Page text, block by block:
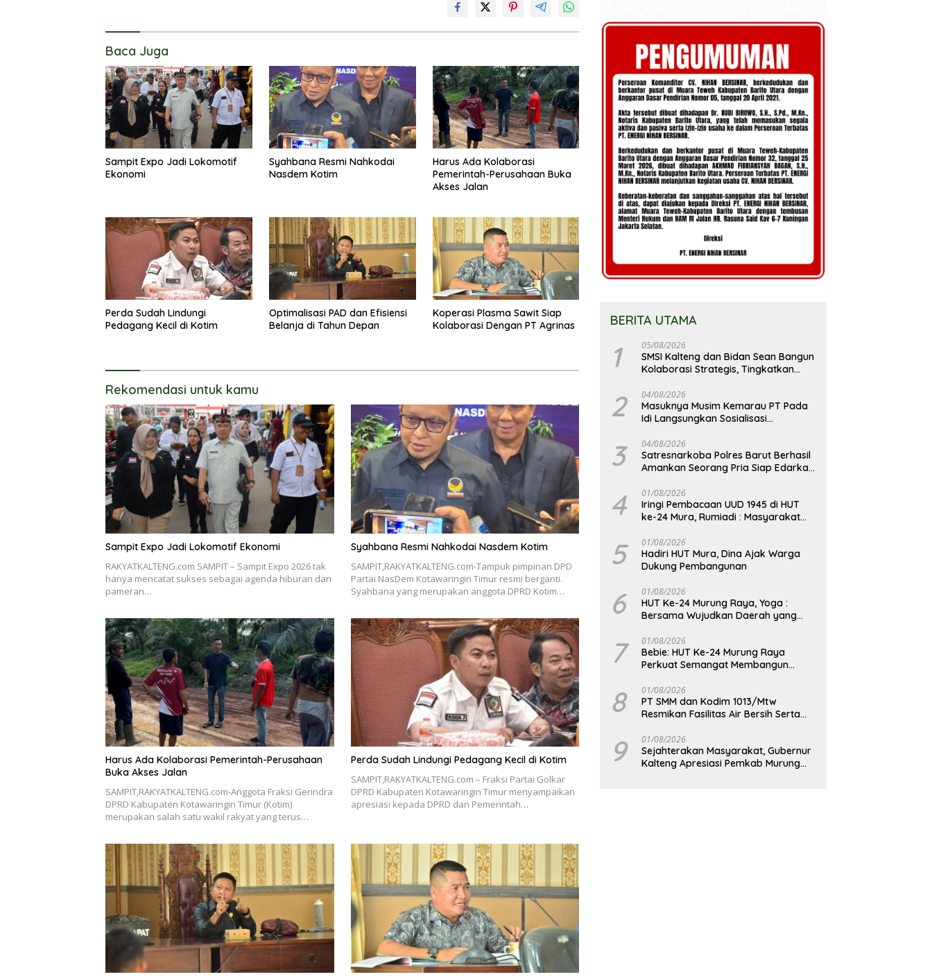
Baca Juga
Sampit Expo Jadi Lokomotif
Ekonomi
Syahbana Resmi Nahkodai
Nasdem Kotim
Harus Ada Kolaborasi
Pemerintah-Perusahaan Buka
Akses Jalan
Perda Sudah Lindungi
Pedagang Kecil di Kotim
Optimalisasi PAD dan Efisiensi
Belanja di Tahun Depan
Koperasi Plasma Sawit Siap
Kolaborasi Dengan PT Agrinas
Rekomendasi untuk kamu
Sampit Expo Jadi Lokomotif Ekonomi
RAKYATKALTENG.com SAMPIT – Sampit Expo 2026 tak
hanya mencatat sukses sebagai agenda hiburan dan
pameran…
Syahbana Resmi Nahkodai Nasdem Kotim
SAMPIT,RAKYATKALTENG.com-Tampuk pimpinan DPD
Partai NasDem Kotawaringin Timur resmi berganti.
Syahbana yang merupakan anggota DPRD Kotim…
Harus Ada Kolaborasi Pemerintah-Perusahaan
Buka Akses Jalan
SAMPIT,RAKYATKALTENG.com-Anggota Fraksi Gerindra
DPRD Kabupaten Kotawaringin Timur (Kotim)
merupakan salah satu wakil rakyat yang terus…
Perda Sudah Lindungi Pedagang Kecil di Kotim
SAMPIT,RAKYATKALTENG.com – Fraksi Partai Golkar
DPRD Kabupaten Kotawaringin Timur menyampaikan
apresiasi kepada DPRD dan Pemerintah…
BERITA UTAMA
1 05/08/2026
SMSI Kalteng dan Bidan Sean Bangun
Kolaborasi Strategis, Tingkatkan
2 04/08/2026
Masuknya Musim Kemarau PT Pada
Idi Langsungkan Sosialisasi
3 04/08/2026
Satresnarkoba Polres Barut Berhasil
Amankan Seorang Pria Siap Edarkan
Gram
4 01/08/2026
Iringi Pembacaan UUD 1945 di HUT
ke-24 Mura, Rumiadi : Masyarakat
yang Lebih Besar
5 01/08/2026
Hadiri HUT Mura, Dina Ajak Warga
Dukung Pembangunan
6 01/08/2026
HUT Ke-24 Murung Raya, Yoga :
Bersama Wujudkan Daerah yang
7 01/08/2026
Bebie: HUT Ke-24 Murung Raya
Perkuat Semangat Membangun
8 01/08/2026
PT SMM dan Kodim 1013/Mtw
Resmikan Fasilitas Air Bersih Serta
Masyarakat
9 01/08/2026
Sejahterakan Masyarakat, Gubernur
Kalteng Apresiasi Pemkab Murung